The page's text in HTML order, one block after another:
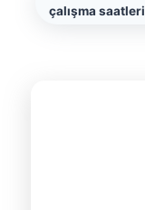
çalışma saatleri